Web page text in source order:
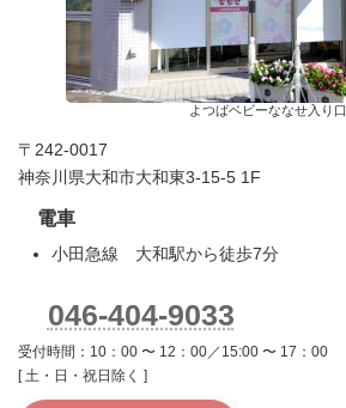
よつばベビーななせ入り口
〒242-0017
神奈川県大和市大和東3-15-5 1F
電車
小田急線 大和駅から徒歩7分
046-404-9033
受付時間：10：00 〜 12：00／15:00 〜 17：00
[ 土・日・祝日除く ]